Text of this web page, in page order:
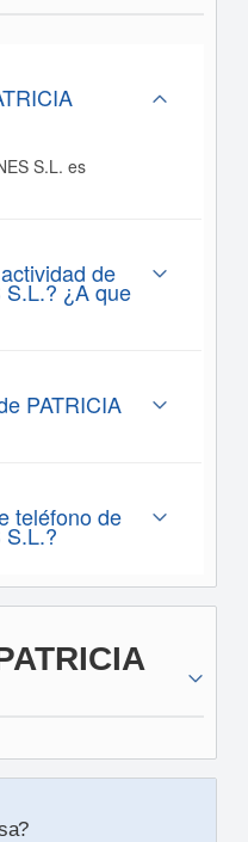
S.L. es
de
S.L.? ¿A que
PATRICIA
teléfono de
S.L.?